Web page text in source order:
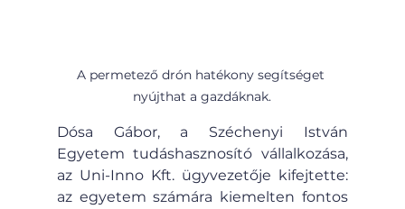
A permetező drón hatékony segítséget
nyújthat a gazdáknak.
Dósa Gábor, a Széchenyi István
Egyetem tudáshasznosító vállalkozása,
az Uni-Inno Kft. ügyvezetője kifejtette:
az egyetem számára kiemelten fontos